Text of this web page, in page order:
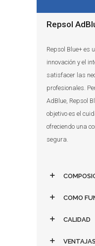
Repsol
Repsol Blue+ es
innovación y el
satisfacer las
profesionales.
AdBlue, Repsol
objetivo es el
ofreciendo una
segura.
COMO
CALIDAD
VENTAJAS